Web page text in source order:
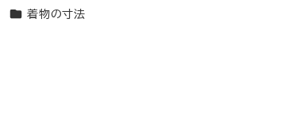
カテゴリー
着物の寸法